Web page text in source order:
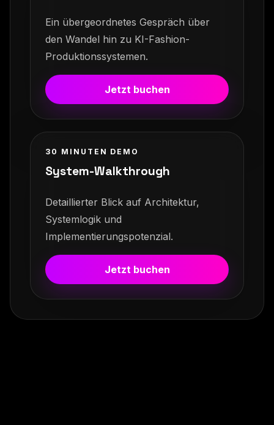
Ein übergeordnetes Gespräch über
den Wandel hin zu KI-Fashion-
Produktionssystemen.
Jetzt buchen
30 MINUTEN DEMO
System-Walkthrough
Detaillierter Blick auf Architektur,
Systemlogik und
Implementierungspotenzial.
Jetzt buchen